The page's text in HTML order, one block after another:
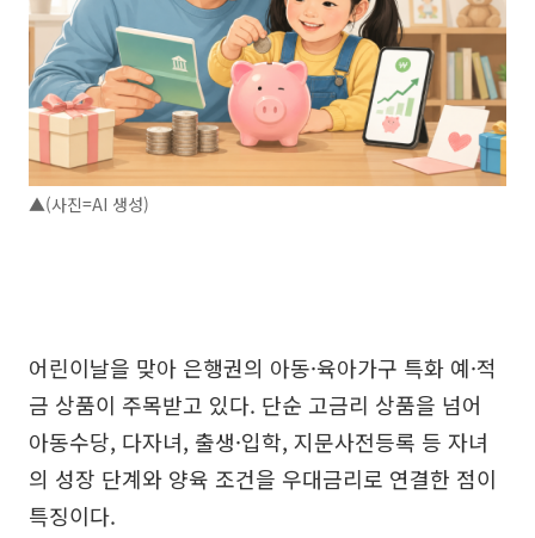
▲(사진=AI 생성)
어린이날을 맞아 은행권의 아동·육아가구 특화 예·적
금 상품이 주목받고 있다. 단순 고금리 상품을 넘어
아동수당, 다자녀, 출생·입학, 지문사전등록 등 자녀
의 성장 단계와 양육 조건을 우대금리로 연결한 점이
특징이다.